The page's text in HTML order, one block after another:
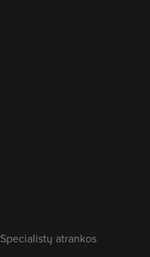
Specialistų atrankos